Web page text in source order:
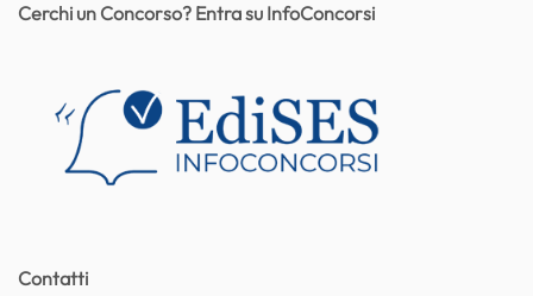
Contatti
Cerchi un Concorso? Entra su InfoConcorsi